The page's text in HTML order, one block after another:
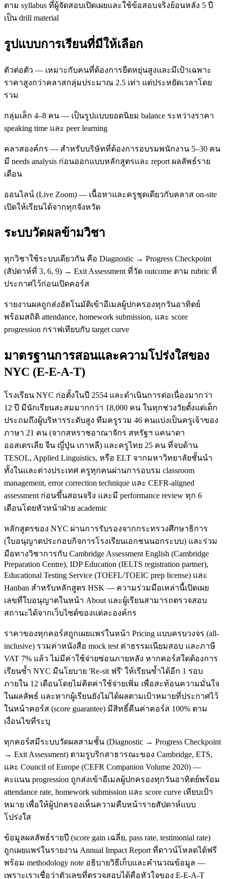
ตาม syllabus ที่ผู้จัดสอบเปิดเผยและใช้ข้อสอบจริงย้อนหลัง 5 ปี
เป็น drill material
รูปแบบการเรียนที่มีให้เลือก
ตัวต่อตัว — เหมาะกับคนที่ต้องการยืดหยุ่นสูงและมีเป้าเฉพาะ
ราคาสูงกว่าคลาสกลุ่มประมาณ 2.5 เท่า แต่ประหยัดเวลาโดย
รวม
กลุ่มเล็ก 4–8 คน — เป็นรูปแบบยอดนิยม balance ระหว่างราคา
speaking time และ peer learning
คลาสองค์กร — สำหรับบริษัทที่ต้องการอบรมพนักงาน 5–30 คน
มี needs analysis ก่อนออกแบบหลักสูตรและ report ผลลัพธ์ราย
เดือน
ออนไลน์ (Live Zoom) — เนื้อหาและครูชุดเดียวกับคลาส on-site
เปิดให้เรียนได้จากทุกจังหวัด
ระบบวัดผลข้ามวิชา
ทุกวิชาใช้ระบบเดียวกัน คือ Diagnostic → Progress Checkpoint
(สัปดาห์ที่ 3, 6, 9) → Exit Assessment ที่วัด outcome ตาม rubric ที่
ประกาศไว้ก่อนเปิดคอร์ส
รายงานผลถูกส่งอัตโนมัติเข้าอีเมลผู้ปกครองทุกวันอาทิตย์
พร้อมสถิติ attendance, homework submission, และ score
progression กราฟเทียบกับ target curve
มาตรฐานการสอนและความโปร่งใสของ
NYC (E-E-A-T)
โรงเรียน NYC ก่อตั้งในปี 2554 และดำเนินการต่อเนื่องมากว่า
12 ปี มีนักเรียนสะสมมากกว่า 18,000 คน ในทุกช่วงวัยตั้งแต่เด็ก
ประถมถึงผู้บริหารระดับสูง ทีมครูรวม 46 คนแบ่งเป็นครูเจ้าของ
ภาษา 21 คน (จากสหราชอาณาจักร สหรัฐฯ แคนาดา
ออสเตรเลีย จีน ญี่ปุ่น เกาหลี) และครูไทย 25 คน ที่จบด้าน
TESOL, Applied Linguistics, หรือ ELT จากมหาวิทยาลัยชั้นนำ
ทั้งในและต่างประเทศ ครูทุกคนผ่านการอบรม classroom
management, error correction technique และ CEFR-aligned
assessment ก่อนขึ้นสอนจริง และมี performance review ทุก 6
เดือนโดยหัวหน้าฝ่าย academic
หลักสูตรของ NYC ผ่านการรับรองจากกระทรวงศึกษาธิการ
(ใบอนุญาตประกอบกิจการโรงเรียนเอกชนนอกระบบ) และร่วม
มือทางวิชาการกับ Cambridge Assessment English (Cambridge
Preparation Centre), IDP Education (IELTS registration partner),
Educational Testing Service (TOEFL/TOEIC prep license) และ
Hanban สำหรับหลักสูตร HSK — ความร่วมมือเหล่านี้เปิดเผย
เลขที่ใบอนุญาตในหน้า About และผู้เรียนสามารถตรวจสอบ
สถานะได้จากเว็บไซต์ของแต่ละองค์กร
ราคาของทุกคอร์สถูกเผยแพร่ในหน้า Pricing แบบครบวงจร (all-
inclusive) รวมค่าหนังสือ mock test ค่าธรรมเนียมสอบ และภาษี
VAT 7% แล้ว ไม่มีค่าใช้จ่ายซ่อนภายหลัง หากคอร์สใดต้องการ
เรียนซ้ำ NYC มีนโยบาย 'Re-sit ฟรี' ให้เรียนซ้ำได้อีก 1 รอบ
ภายใน 12 เดือนโดยไม่คิดค่าใช้จ่ายเพิ่ม เพื่อสะท้อนความมั่นใจ
ในผลลัพธ์ และหากผู้เรียนยังไม่ได้ผลตามเป้าหมายที่ประกาศไว้
ในหน้าคอร์ส (score guarantee) มีสิทธิ์คืนค่าคอร์ส 100% ตาม
เงื่อนไขที่ระบุ
ทุกคอร์สมีระบบวัดผลสามชั้น (Diagnostic → Progress Checkpoint
→ Exit Assessment) ตามรูบริกสาธารณะของ Cambridge, ETS,
และ Council of Europe (CEFR Companion Volume 2020) —
คะแนน progression ถูกส่งเข้าอีเมลผู้ปกครองทุกวันอาทิตย์พร้อม
attendance rate, homework submission และ score curve เทียบเป้า
หมาย เพื่อให้ผู้ปกครองเห็นความคืบหน้ารายสัปดาห์แบบ
โปร่งใส
ข้อมูลผลลัพธ์รายปี (score gain เฉลี่ย, pass rate, testimonial rate)
ถูกเผยแพร่ในรายงาน Annual Impact Report ที่ดาวน์โหลดได้ฟรี
พร้อม methodology note อธิบายวิธีเก็บและคำนวณข้อมูล —
เพราะเราเชื่อว่าตัวเลขที่ตรวจสอบได้คือหัวใจของ E-E-A-T